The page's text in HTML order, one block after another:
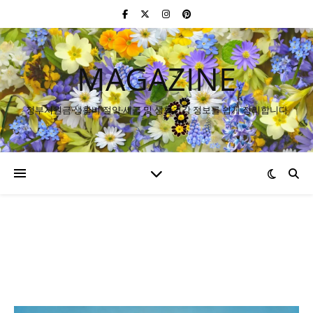
MAGAZINE
정부지원금·생활비 절약·세금 및 생활건강 정보를 쉽게 정리합니다